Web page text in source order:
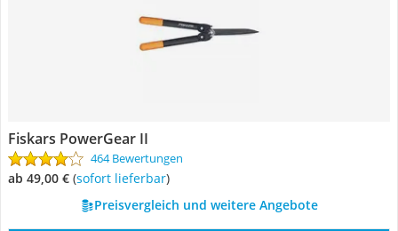
Fiskars PowerGear II
464 Bewertungen
ab 49,00 € ( Sofort lieferbar)
Preisvergleich und weitere Angebote